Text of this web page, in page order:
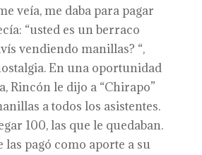
veía, me daba para pagar
“usted es un berraco
vendiendo manillas? “,
En una oportunidad
Rincón le dijo a “Chirapo”
a todos los asistentes.
100, las que le quedaban.
las pagó como aporte a su